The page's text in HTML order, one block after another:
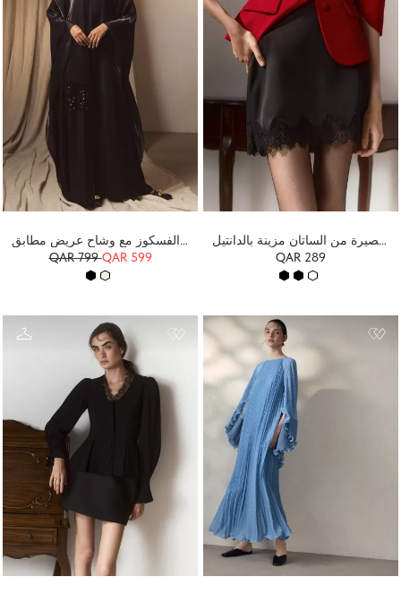
فستان ماكسي من الفسكوز مع وشاح عريض مطابق
QAR 799 QAR 599
تنورة قصيرة من الساتان مزينة بالدانتيل
QAR 289